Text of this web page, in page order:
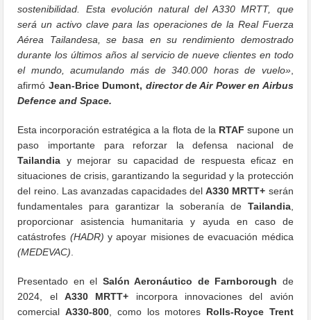
sostenibilidad. Esta evolución natural del A330 MRTT, que
será un activo clave para las operaciones de la Real Fuerza
Aérea Tailandesa, se basa en su rendimiento demostrado
durante los últimos años al servicio de nueve clientes en todo
el mundo, acumulando más de 340.000 horas de vuelo»,
afirmó Jean-Brice Dumont, director de Air Power en Airbus
Defence and Space.
Esta incorporación estratégica a la flota de la RTAF supone un
paso importante para reforzar la defensa nacional de
Tailandia y mejorar su capacidad de respuesta eficaz en
situaciones de crisis, garantizando la seguridad y la protección
del reino. Las avanzadas capacidades delA330 MRTT+ serán
fundamentales para garantizar la soberanía de Tailandia,
proporcionar asistencia humanitaria y ayuda en caso de
catástrofes (HADR) y apoyar misiones de evacuación médica
(MEDEVAC)
Presentado en el Salón Aeronáutico de Farnborough de
2024, elA330 MRTT+ incorpora innovaciones del avión
comercialA330-800 , como los motores Rolls-Royce Trent